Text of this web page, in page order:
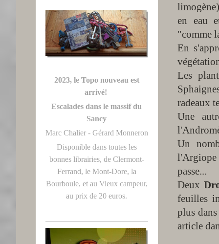
en eau
"comme
En
Les
radeaux
Une
Un
l'Argiope
passe...
Deux
feuilles
plus
article
2023, le Topo nouveau est
arrivé!
Escalades dans le massif du
Sancy
Marc Chalier - Gérard Monneron
Disponible dans toutes les
bonnes librairies, de Clermont-
Ferrand, le Mont-Dore, la
Bourboule, et au Vieux campeur,
au prix de 20 euros.